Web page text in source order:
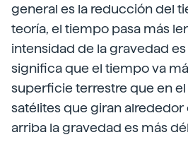
general es la reducción del
teoría, el tiempo pasa más
intensidad de la gravedad es
significa que el tiempo va
superficie terrestre que en
satélites que giran alrededor
arriba la gravedad es más